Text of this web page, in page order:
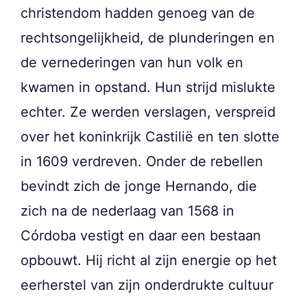
christendom hadden genoeg van de
rechtsongelijkheid, de plunderingen en
de vernederingen van hun volk en
kwamen in opstand. Hun strijd mislukte
echter. Ze werden verslagen, verspreid
over het koninkrijk Castilië en ten slotte
in 1609 verdreven. Onder de rebellen
bevindt zich de jonge Hernando, die
zich na de nederlaag van 1568 in
Córdoba vestigt en daar een bestaan
opbouwt. Hij richt al zijn energie op het
eerherstel van zijn onderdrukte cultuur